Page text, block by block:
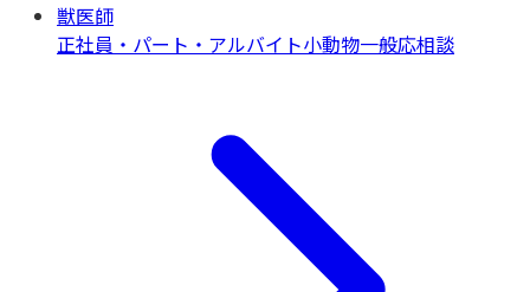
獣医師
正社員・パート・アルバイト小動物一般応相談